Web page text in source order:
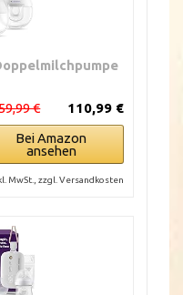
110,99 €
€
Bei Amazon
ansehen
MwSt., zzgl. Versandkosten